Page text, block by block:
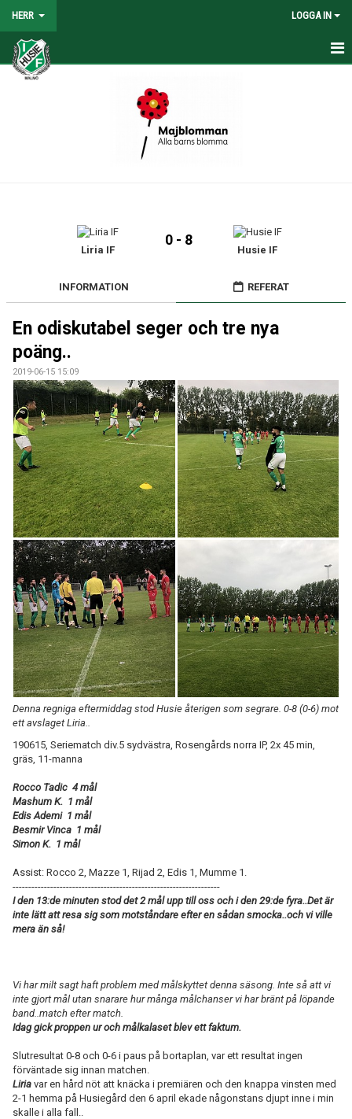
HERR LOGGA IN
HEM
BILDGALLERI
Liria IF
0 - 8
Husie IF
INFORMATION REFERAT
En odiskutabel seger och tre nya
poäng..
2019-06-15 15:09
Denna regniga eftermiddag stod Husie återigen som segrare. 0-8 (0-6) mot
ett avslaget Liria..
190615, Seriematch div.5 sydvästra, Rosengårds norra IP, 2x 45 min,
gräs, 11-manna
Rocco Tadic 4 mål
Mashum K. 1 mål
Edis Ademi 1 mål
Besmir Vinca 1 mål
Simon K. 1 mål
Assist: Rocco 2, Mazze 1, Rijad 2, Edis 1, Mumme 1.
------------------------------------------------------------------
I den 13:de minuten stod det 2 mål upp till oss och i den 29:de fyra..Det är
inte lätt att resa sig som motståndare efter en sådan smocka..och vi ville
mera än så!
Vi har milt sagt haft problem med målskyttet denna säsong. Inte så att vi
inte gjort mål utan snarare hur många målchanser vi har bränt på löpande
band..match efter match.
Idag gick proppen ur och målkalaset blev ett faktum.
Slutresultat 0-8 och 0-6 i paus på bortaplan, var ett resultat ingen
förväntade sig innan matchen.
Liria var en hård nöt att knäcka i premiären och den knappa vinsten med
2-1 hemma på Husiegård den 6 april ekade någonstans djupt inne i min
skalle i alla fall..